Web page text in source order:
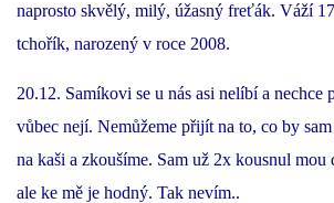
PODMÍNKY PŘEVZETÍ FRETKY.
O FRETCE
O FRETCE
naprosto skvělý, milý, úžasný freťák. Váží
tchořík, narozený v roce 2008.
20.12. Samíkovi se u nás asi nelíbí a nechce
vůbec nejí. Nemůžeme přijít na to, co by
na kaši a zkoušíme. Sam už 2x kousnul
ale ke mě je hodný. Tak nevím..